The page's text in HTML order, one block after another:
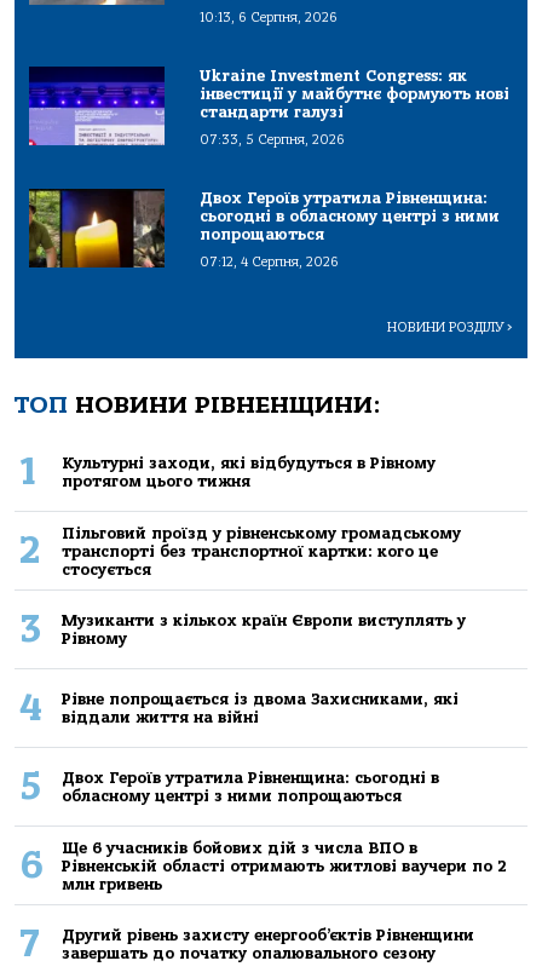
10:13, 6 Серпня, 2026
Ukraine Investment Congress: як
інвестиції у майбутнє формують нові
стандарти галузі
07:33, 5 Серпня, 2026
Двох Героїв утратила Рівненщина:
сьогодні в обласному центрі з ними
попрощаються
07:12, 4 Серпня, 2026
НОВИНИ РОЗДІЛУ>
ТОП НОВИНИ РІВНЕНЩИНИ:
1
Культурні заходи, які відбудуться в Рівному
протягом цього тижня
2
Пільговий проїзд у рівненському громадському
транспорті без транспортної картки: кого це
стосується
3
Музиканти з кількох країн Європи виступлять у
Рівному
4
Рівне попрощається із двома Захисниками, які
віддали життя на війні
5
Двох Героїв утратила Рівненщина: сьогодні в
обласному центрі з ними попрощаються
6
Ще 6 учасників бойових дій з числа ВПО в
Рівненській області отримають житлові ваучери по 2
млн гривень
7
Другий рівень захисту енергооб’єктів Рівненщини
завершать до початку опалювального сезону